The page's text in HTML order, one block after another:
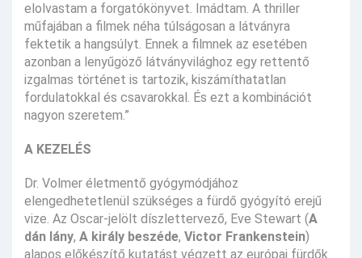
elolvastam a forgatókönyvet. Imádtam. A thriller
műfajában a filmek néha túlságosan a látványra
fektetik a hangsúlyt. Ennek a filmnek az esetében
azonban a lenyűgöző látványvilághoz egy rettentő
izgalmas történet is tartozik, kiszámíthatatlan
fordulatokkal és csavarokkal. És ezt a kombinációt
nagyon szeretem.”
A KEZELÉS
Dr. Volmer életmentő gyógymódjához
elengedhetetlenül szükséges a fürdő gyógyító erejű
vize. Az Oscar-jelölt díszlettervező, Eve Stewart (A
dán lány, A király beszéde, Victor Frankenstein)
alapos előkészítő kutatást végzett az európai fürdők